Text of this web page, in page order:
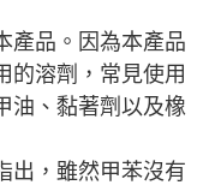
產品。因為本產品
的溶劑，常見使用
油、黏著劑以及橡
出，雖然甲苯沒有